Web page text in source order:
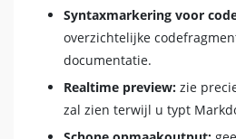
Syntaxmarkering voor
overzichtelijke
documentatie.
Realtime preview: zie
zal zien terwijl u typt